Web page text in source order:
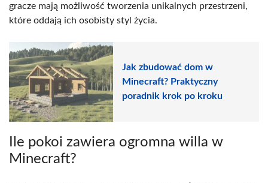
gracze mają możliwość tworzenia unikalnych przestrzeni,
które oddają ich osobisty styl życia.
Jak zbudować dom w
Minecraft? Praktyczny
poradnik krok po kroku
Ile pokoi zawiera ogromna willa w
Minecraft?